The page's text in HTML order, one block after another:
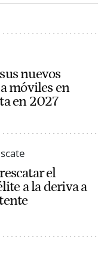
nuevos
móviles en
en 2027
el
a la deriva a